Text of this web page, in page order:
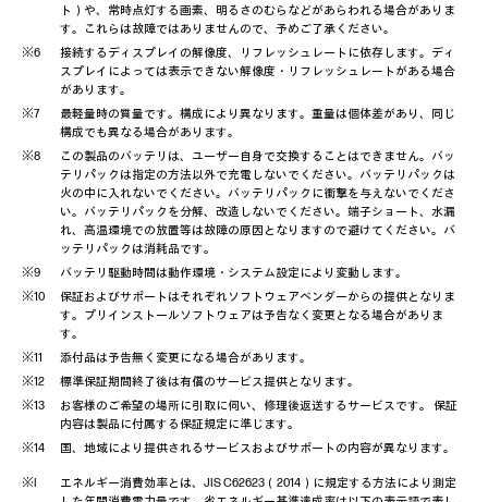
ト）や、常時点灯する画素、明るさのむらなどがあらわれる場合がありま
す。これらは故障ではありませんので、予めご了承ください。
接続するディスプレイの解像度、リフレッシュレートに依存します。ディ
スプレイによっては表示できない解像度・リフレッシュレートがある場合
があります。
最軽量時の質量です。構成により異なります。重量は個体差があり、同じ
構成でも異なる場合があります。
この製品のバッテリは、ユーザー自身で交換することはできません。バッ
テリパックは指定の方法以外で充電しないでください。バッテリパックは
火の中に入れないでください。バッテリパックに衝撃を与えないでくださ
い。バッテリパックを分解、改造しないでください。端子ショート、水漏
れ、高温環境での放置等は故障の原因となりますので避けてください。バ
ッテリパックは消耗品です。
バッテリ駆動時間は動作環境・システム設定により変動します。
保証およびサポートはそれぞれソフトウェアベンダーからの提供となりま
す。プリインストールソフトウェアは予告なく変更となる場合がありま
す。
添付品は予告無く変更になる場合があります。
標準保証期間終了後は有償のサービス提供となります。
お客様のご希望の場所に引取に伺い、修理後返送するサービスです。 保証
内容は製品に付属する保証規定に準じます。
国、地域により提供されるサービスおよびサポートの内容が異なります。
エネルギー消費効率とは、JIS C62623（2014）に規定する方法により測定